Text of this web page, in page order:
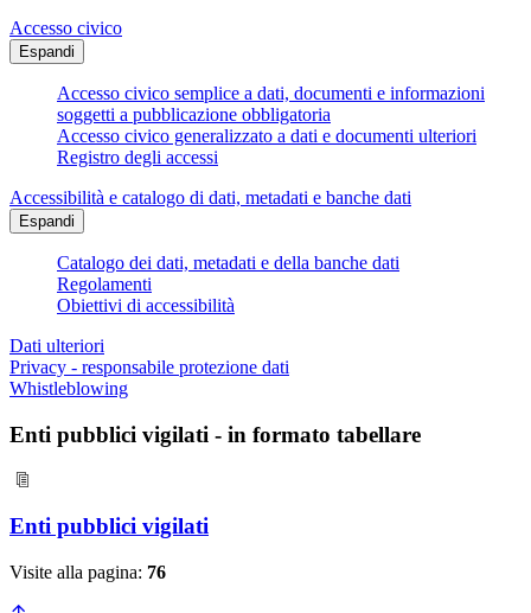
Accesso civico
Espandi
Accesso civico semplice a dati, documenti e informazioni
soggetti a pubblicazione obbligatoria
Accesso civico generalizzato a dati e documenti ulteriori
Registro degli accessi
Accessibilità e catalogo di dati, metadati e banche dati
Espandi
Catalogo dei dati, metadati e della banche dati
Regolamenti
Obiettivi di accessibilità
Dati ulteriori
Privacy - responsabile protezione dati
Whistleblowing
Enti pubblici vigilati - in formato tabellare
Enti pubblici vigilati
Visite alla pagina: 76